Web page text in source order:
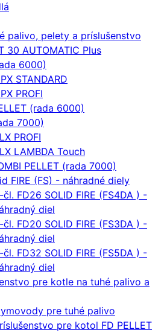
palivo, pelety a príslušenstvo
30 AUTOMATIC Plus
6000)
STANDARD
PROFI
(rada 6000)
7000)
PROFI
LAMBDA Touch
PELLET (rada 7000)
FIRE (FS) - náhradné diely
čl. FD26 SOLID FIRE (FS4DA ) -
diel
čl. FD20 SOLID FIRE (FS3DA ) -
diel
čl. FD32 SOLID FIRE (FS5DA ) -
diel
pre kotle na tuhé palivo a
pre tuhé palivo
pre kotol FD PELLET